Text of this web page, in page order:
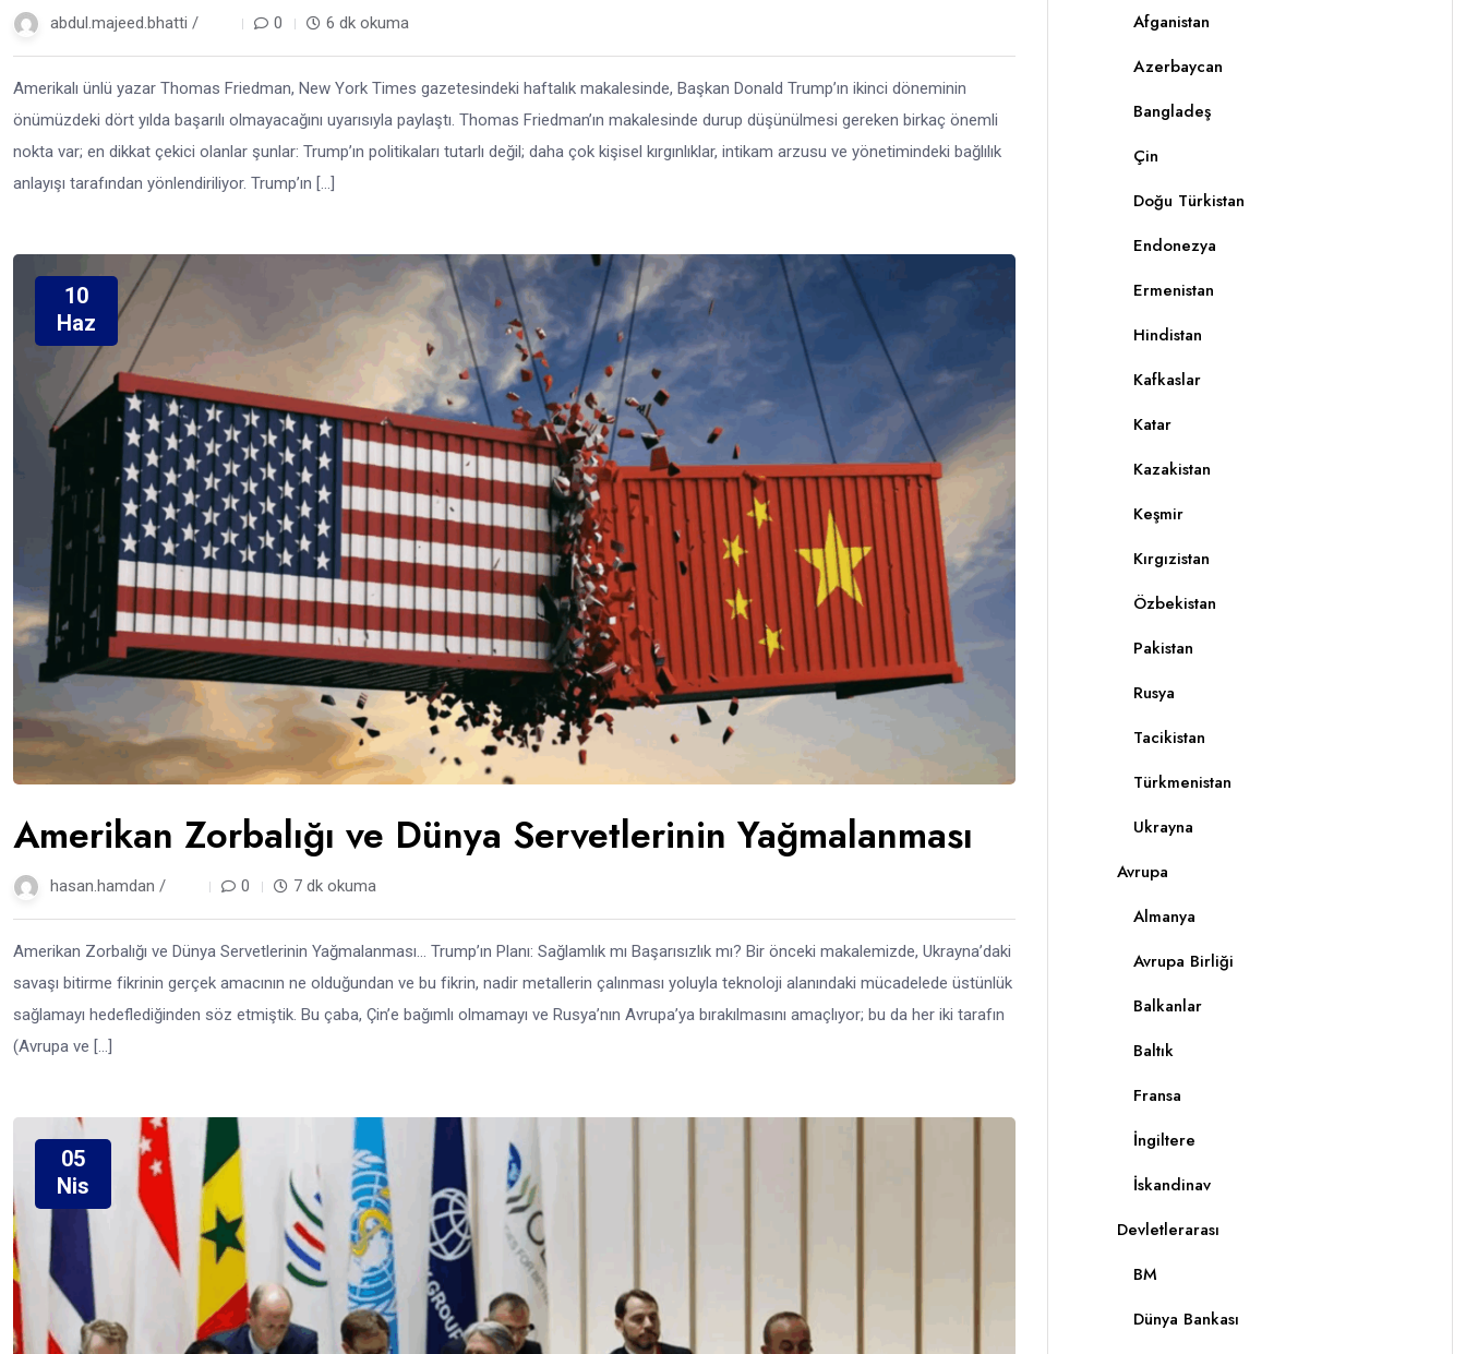
abdul.majeed.bhatti / 0 6 dk okuma
Amerikalı ünlü yazar Thomas Friedman, New York Times gazetesindeki haftalık makalesinde, Başkan Donald Trump’ın ikinci döneminin
önümüzdeki dört yılda başarılı olmayacağını uyarısıyla paylaştı. Thomas Friedman’ın makalesinde durup düşünülmesi gereken birkaç önemli
nokta var; en dikkat çekici olanlar şunlar: Trump’ın politikaları tutarlı değil; daha çok kişisel kırgınlıklar, intikam arzusu ve yönetimindeki bağlılık
anlayışı tarafından yönlendiriliyor. Trump’ın […]
10
Haz
Amerikan Zorbalığı ve Dünya Servetlerinin Yağmalanması
hasan.hamdan / 0 7 dk okuma
Amerikan Zorbalığı ve Dünya Servetlerinin Yağmalanması… Trump’ın Planı: Sağlamlık mı Başarısızlık mı? Bir önceki makalemizde, Ukrayna’daki
savaşı bitirme fikrinin gerçek amacının ne olduğundan ve bu fikrin, nadir metallerin çalınması yoluyla teknoloji alanındaki mücadelede üstünlük
sağlamayı hedeflediğinden söz etmiştik. Bu çaba, Çin’e bağımlı olmamayı ve Rusya’nın Avrupa’ya bırakılmasını amaçlıyor; bu da her iki tarafın
(Avrupa ve […]
05
Nis
Afganistan
Azerbaycan
Bangladeş
Çin
Doğu Türkistan
Endonezya
Ermenistan
Hindistan
Kafkaslar
Katar
Kazakistan
Keşmir
Kırgızistan
Özbekistan
Pakistan
Rusya
Tacikistan
Türkmenistan
Ukrayna
Avrupa
Almanya
Avrupa Birliği
Balkanlar
Baltık
Fransa
İngiltere
İskandinav
Devletlerarası
BM
Dünya Bankası